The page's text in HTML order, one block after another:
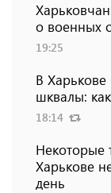
о военных
19:25
В Харькове
шквалы:
18:14
Некоторые
Харькове
день